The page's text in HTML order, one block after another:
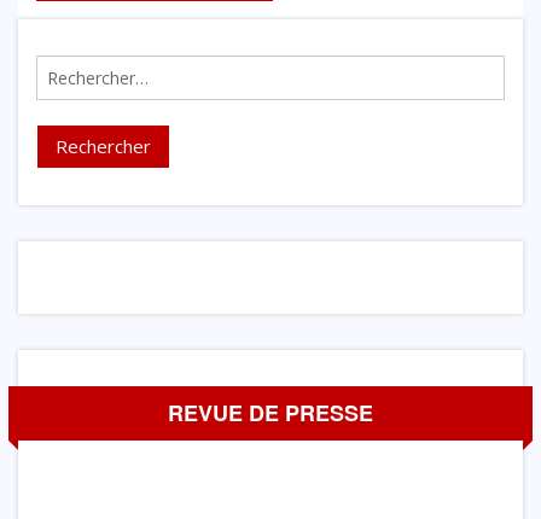
Rechercher :
REVUE DE PRESSE